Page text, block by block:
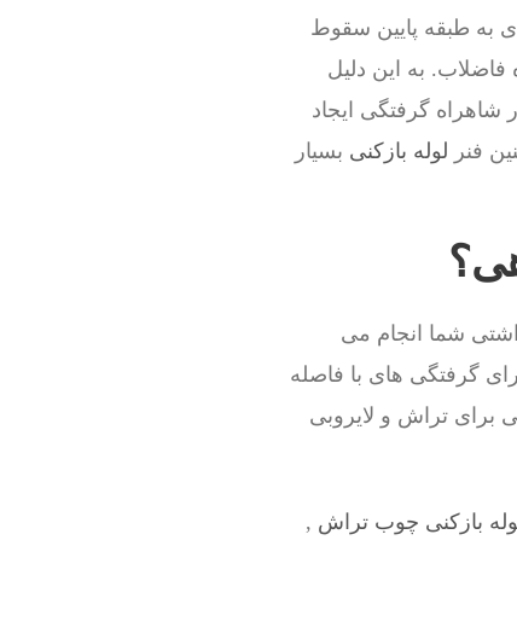
به طبقه پایین سقوط
به این دلیل
شاهراه گرفتگی ایجاد
فنر لوله بازکنی بسیار
شما انجام می
گرفتگی های با فاصله
برای تراش و لایروبی
بازکنی چوب تراش ,